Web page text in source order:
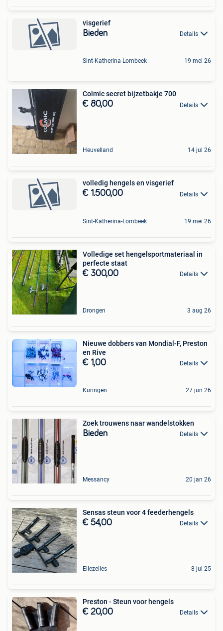
visgerief
Bieden Details
Sint-Katherina-Lombeek 19 mei 26
Colmic secret bijzetbakje 700
€ 80,00 Details
Heuvelland 14 jul 26
volledig hengels en visgerief
€ 1.500,00 Details
Sint-Katherina-Lombeek 19 mei 26
Volledige set hengelsportmateriaal in
perfecte staat
€ 300,00 Details
Drongen 3 aug 26
Nieuwe dobbers van Mondial-F, Preston
en Rive
€ 1,00 Details
Kuringen 27 jun 26
Zoek trouwens naar wandelstokken
Bieden Details
Messancy 20 jan 26
Sensas steun voor 4 feederhengels
€ 54,00 Details
Ellezelles 8 jul 25
Preston - Steun voor hengels
€ 20,00 Details